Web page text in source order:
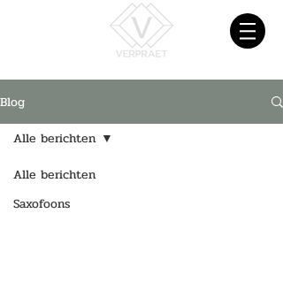
Blog
Alle berichten
Saxofoons
Alle berichten